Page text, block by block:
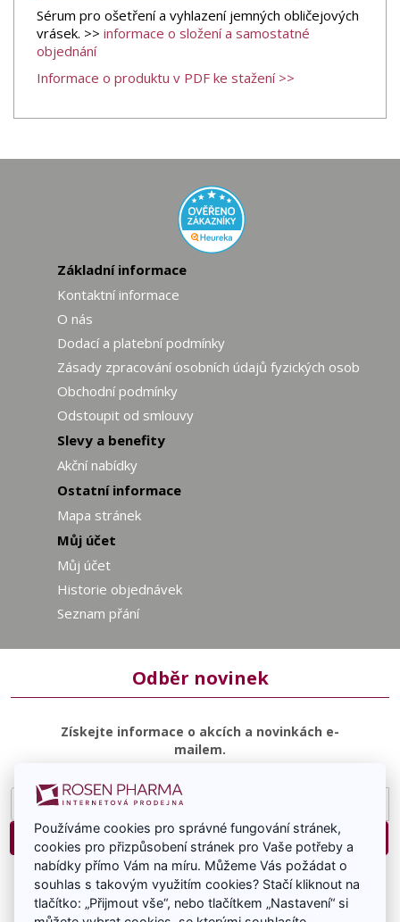
Sérum pro ošetření a vyhlazení jemných obličejových
vrásek. >> informace o složení a samostatné
objednání
Informace o produktu v PDF ke stažení >>
Základní informace
Kontaktní informace
O nás
Dodací a platební podmínky
Zásady zpracování osobních údajů fyzických osob
Obchodní podmínky
Odstoupit od smlouvy
Slevy a benefity
Akční nabídky
Ostatní informace
Mapa stránek
Můj účet
Můj účet
Historie objednávek
Seznam přání
Odběr novinek
Získejte informace o akcích a novinkách e-
mailem.
adresa
Přihlásit
Souhlasím se zasíláním e-mailové komunikace.
Používáme cookies pro správné fungování stránek,
cookies pro přizpůsobení stránek pro Vaše potřeby a
nabídky přímo Vám na míru. Můžeme Vás požádat o
souhlas s takovým využitím cookies? Stačí kliknout na
tlačítko: „Přijmout vše“, nebo tlačítkem „Nastavení“ si